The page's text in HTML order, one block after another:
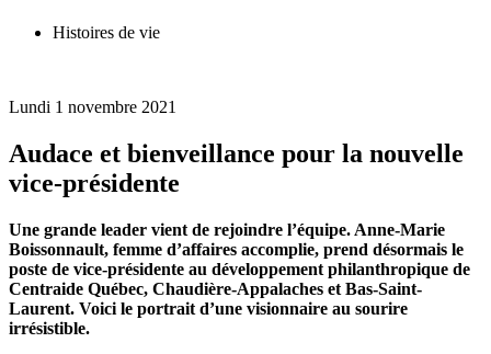
Histoires de vie
Lundi 1 novembre 2021
Audace et bienveillance pour la nouvelle
vice-présidente
Une grande leader vient de rejoindre l’équipe. Anne-Marie
Boissonnault, femme d’affaires accomplie, prend désormais le
poste de vice-présidente au développement philanthropique de
Centraide Québec, Chaudière-Appalaches et Bas-Saint-
Laurent. Voici le portrait d’une visionnaire au sourire
irrésistible.